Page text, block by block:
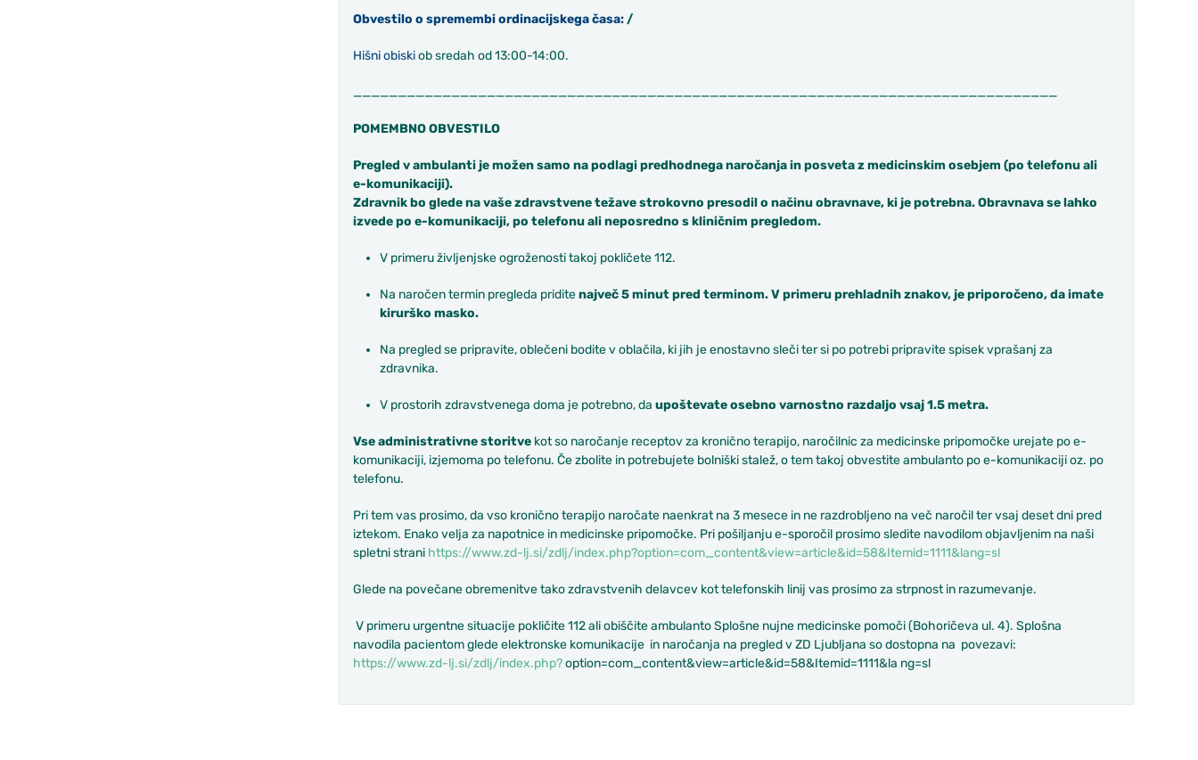
Obvestilo o spremembi ordinacijskega časa:/
Hišni obiskiob sredah od 13:00-14:00.
_______________________________________________________________________________
POMEMBNO OBVESTILO
Pregled v ambulanti je možen samo na podlagipredhodnega naročanja in posveta z medicinskim osebjem (po telefonu ali
e-komunikaciji).
Zdravnik bo glede na vaše zdravstvene težave strokovno presodil o načinu obravnave, ki je potrebna. Obravnava se lahko
izvede po e-komunikaciji, po telefonu ali neposredno s kliničnim pregledom.
V primeru življenjske ogroženosti takoj pokličete 112.
Na naročen termin pregleda priditenajveč 5 minut pred terminom. V primeru prehladnih znakov, je priporočeno, da imate
kirurško masko.
Na pregled se pripravite, oblečeni bodite v oblačila, ki jih je enostavno sleči ter si po potrebi pripravite spisek vprašanj za
zdravnika.
V prostorih zdravstvenega doma je potrebno, da upoštevate osebno varnostno razdaljo vsaj 1.5 metra.
Vse administrativne storitve kot so naročanje receptov za kronično terapijo, naročilnic za medicinske pripomočke urejate po e-
komunikaciji, izjemoma po telefonu. Če zbolite in potrebujete bolniški stalež, o tem takoj obvestite ambulanto po e-komunikaciji oz. po
telefonu.
Pri tem vas prosimo, da vso kronično terapijo naročate naenkrat na 3 mesece in ne razdrobljeno na več naročil ter vsaj deset dni pred
iztekom. Enako velja za napotnice in medicinske pripomočke. Pri pošiljanju e-sporočil prosimo sledite navodilom objavljenim na naši
spletni strani https://www.zd-lj.si/zdlj/index.php?option=com_content&view=article&id=58&Itemid=1111&lang=sl
Glede na povečane obremenitve tako zdravstvenih delavcev kot telefonskih linij vas prosimo za strpnost in razumevanje.
V primeru urgentne situacije pokličite 112 ali obiščite ambulanto Splošne nujne medicinske pomoči (Bohoričeva ul. 4). Splošna
navodila pacientom glede elektronske komunikacije in naročanja na pregled v ZD Ljubljana so dostopna na povezavi:
https://www.zd-lj.si/zdlj/index.php?option=com_content&view=article&id=58&Itemid=1111&la ng=sl